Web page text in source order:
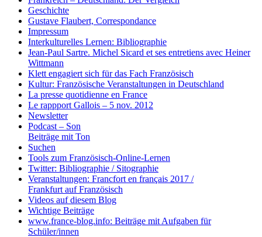
Geschichte
Gustave Flaubert, Correspondance
Impressum
Interkulturelles Lernen: Bibliographie
Jean-Paul Sartre. Michel Sicard et ses entretiens avec Heiner
Wittmann
Klett engagiert sich für das Fach Französisch
Kultur: Französische Veranstaltungen in Deutschland
La presse quotidienne en France
Le rappport Gallois – 5 nov. 2012
Newsletter
Podcast – Son
Beiträge mit Ton
Suchen
Tools zum Französisch-Online-Lernen
Twitter: Bibliographie / Sitographie
Veranstaltungen: Francfort en français 2017 /
Frankfurt auf Französisch
Videos auf diesem Blog
Wichtige Beiträge
www.france-blog.info: Beiträge mit Aufgaben für
Schüler/innen